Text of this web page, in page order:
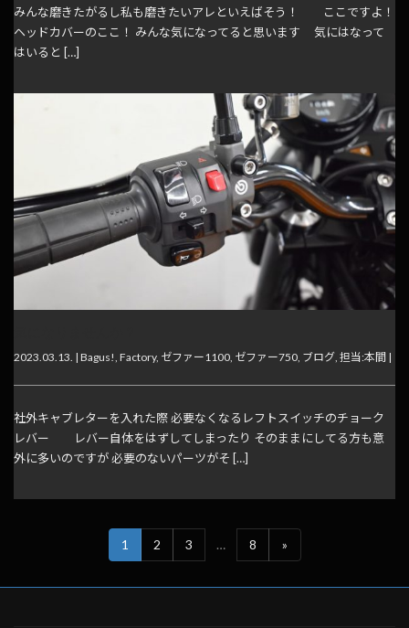
みんな磨きたがるし私も磨きたいアレといえばそう！ ここですよ！
ヘッドカバーのここ！ みんな気になってると思います 気にはなって
はいると […]
2023.03.13. | Bagus! Factory, ゼファー1100 ゼファー750 ブログ 担当:本間 |
社外キャブレターを入れた際 必要なくなるレフトスイッチのチョーク
レバー レバー自体をはずしてしまったり そのままにしてる方も意
外に多いのですが 必要のないパーツがそ […]
1 2 3 … 8 »